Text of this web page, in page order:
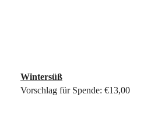
Wintersüß
Vorschlag für Spende: €13,00